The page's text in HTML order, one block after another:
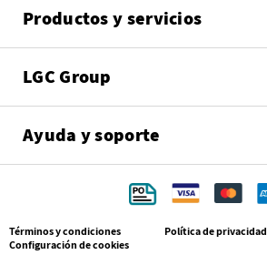
Productos y servicios
LGC Group
Ayuda y soporte
Términos y condiciones Política de privacidad
Configuración de cookies